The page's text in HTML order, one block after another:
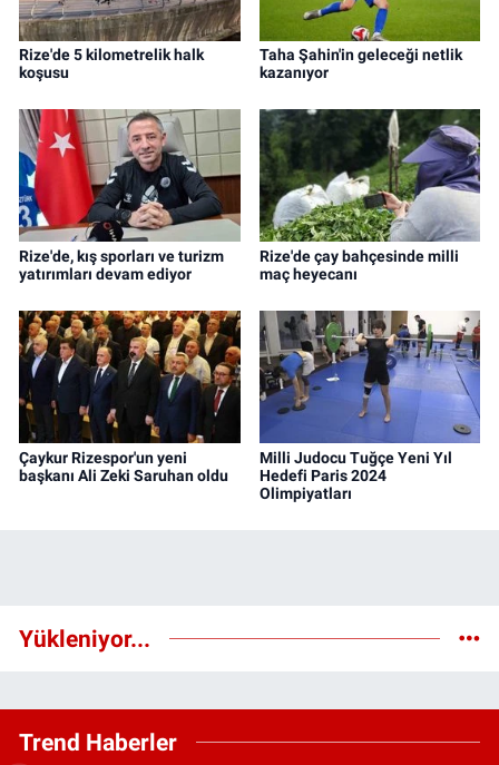
Rize'de 5 kilometrelik halk
koşusu
Taha Şahin'in geleceği netlik
kazanıyor
Rize'de, kış sporları ve turizm
yatırımları devam ediyor
Rize'de çay bahçesinde milli
maç heyecanı
Çaykur Rizespor'un yeni
başkanı Ali Zeki Saruhan oldu
Milli Judocu Tuğçe Yeni Yıl
Hedefi Paris 2024
Olimpiyatları
Yükleniyor...
Trend Haberler